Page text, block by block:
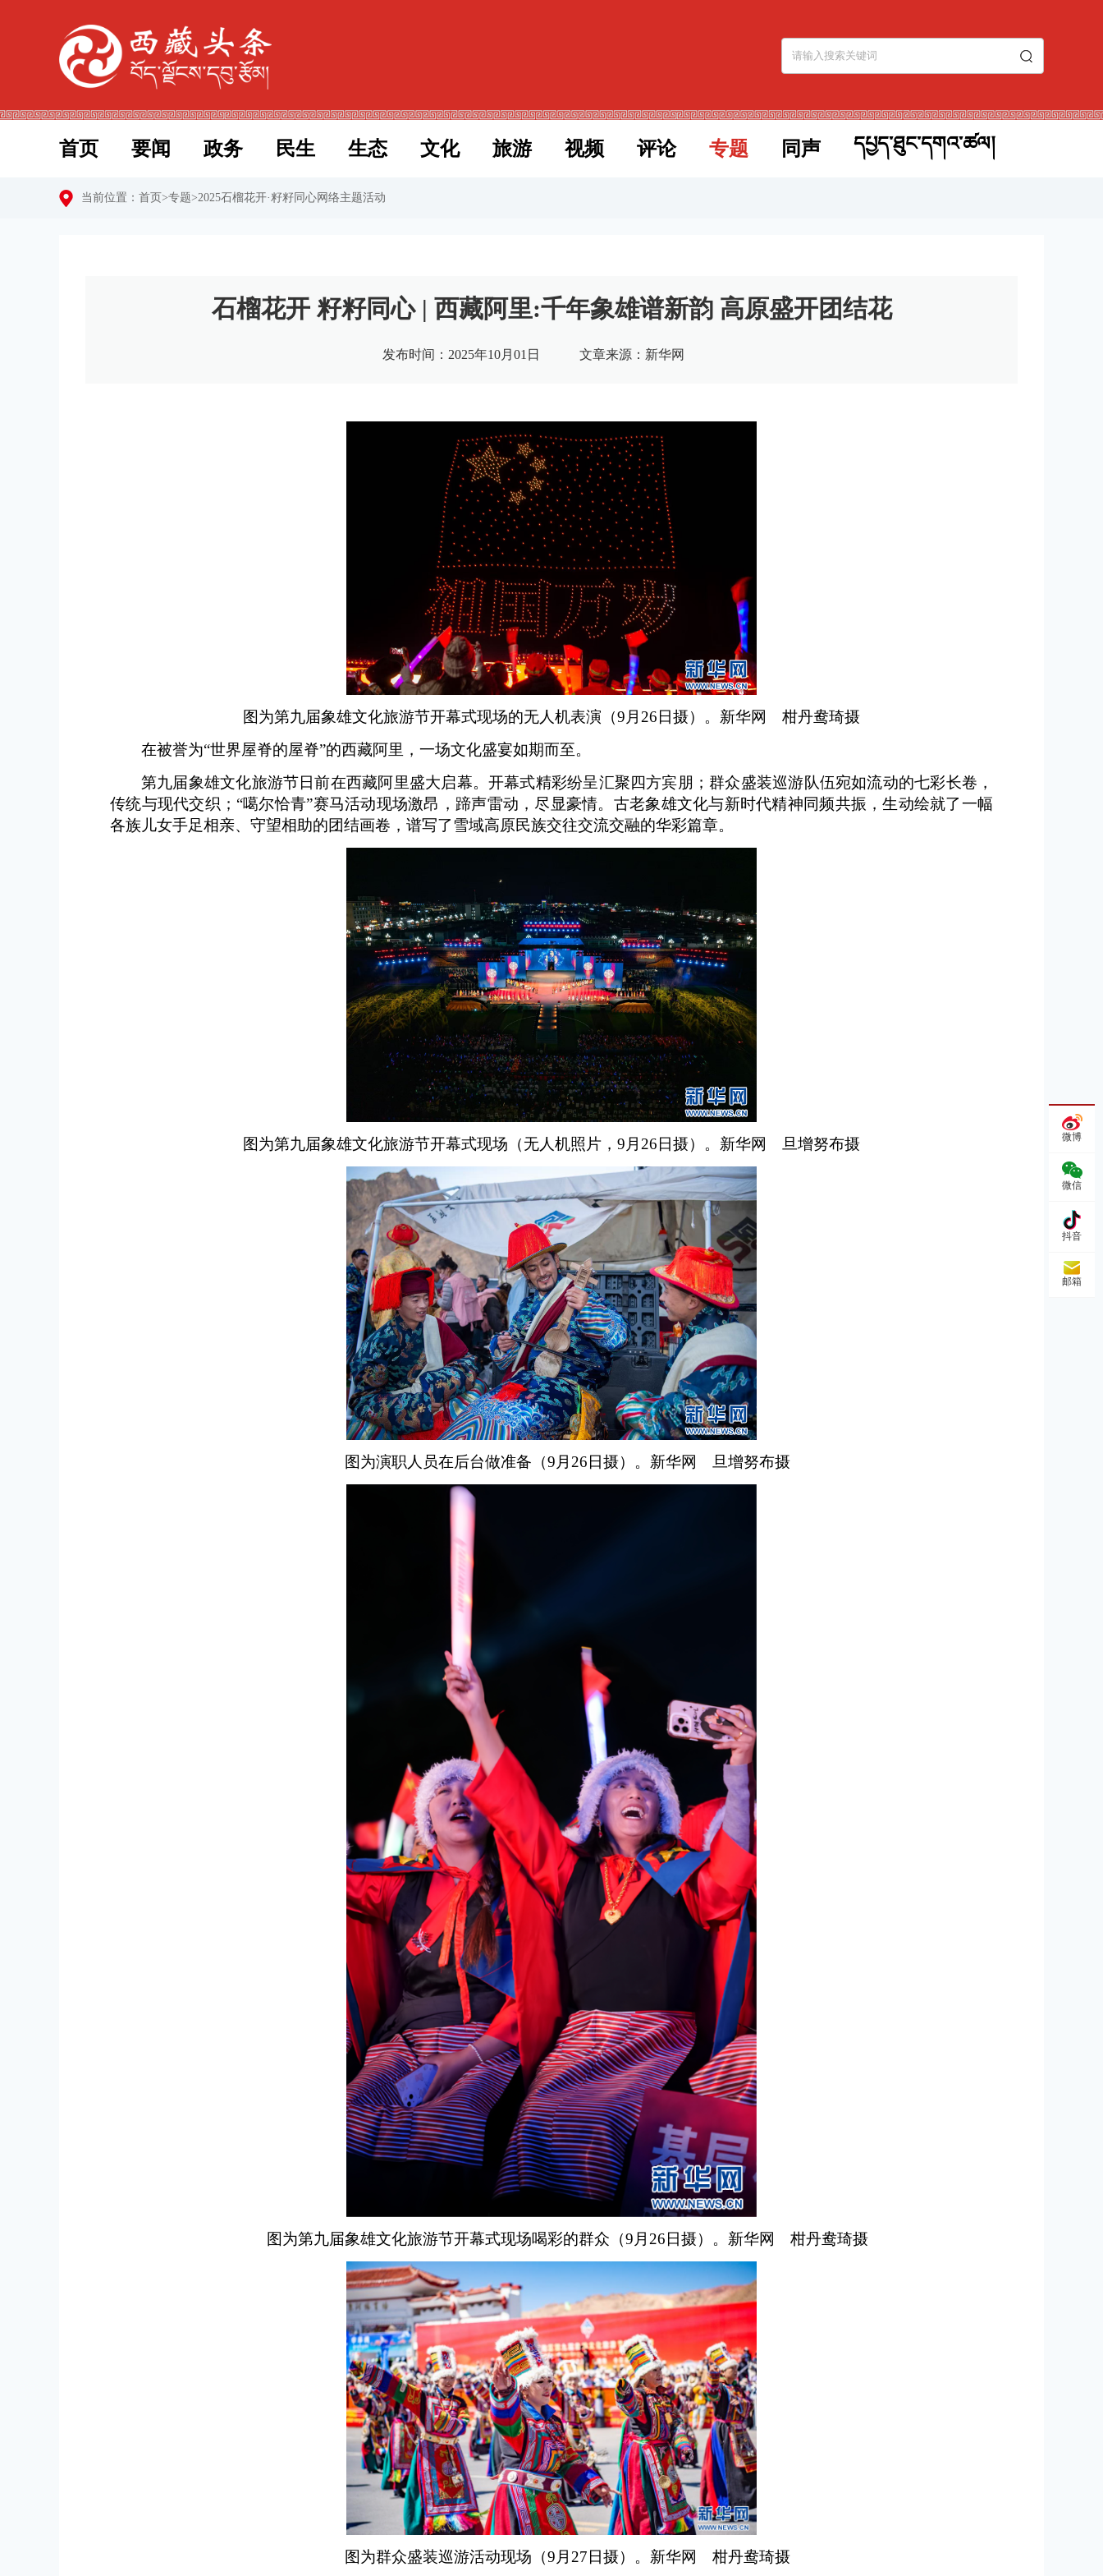
首页 要闻 政务 民生 生态 文化 旅游 视频 评论 专题 同声 དཔྱད་ཐུང་དགའ་ཚལ།
当前位置： 首页 >专题>2025石榴花开·籽籽同心网络主题活动
石榴花开 籽籽同心 | 西藏阿里:千年象雄谱新韵 高原盛开团结花
发布时间：2025年10月01日 文章来源：新华网
图为第九届象雄文化旅游节开幕式现场的无人机表演（9月26日摄）。新华网 柑丹鸯琦摄
在被誉为“世界屋脊的屋脊”的西藏阿里，一场文化盛宴如期而至。
第九届象雄文化旅游节日前在西藏阿里盛大启幕。开幕式精彩纷呈汇聚四方宾朋；群众盛装巡游队伍宛如流动的七彩长卷，
传统与现代交织；“噶尔恰青”赛马活动现场激昂，蹄声雷动，尽显豪情。古老象雄文化与新时代精神同频共振，生动绘就了一幅
各族儿女手足相亲、守望相助的团结画卷，谱写了雪域高原民族交往交流交融的华彩篇章。
图为第九届象雄文化旅游节开幕式现场（无人机照片，9月26日摄）。新华网 旦增努布摄
图为演职人员在后台做准备（9月26日摄）。新华网 旦增努布摄
图为第九届象雄文化旅游节开幕式现场喝彩的群众（9月26日摄）。新华网 柑丹鸯琦摄
图为群众盛装巡游活动现场（9月27日摄）。新华网 柑丹鸯琦摄
微博
微信
抖音
邮箱